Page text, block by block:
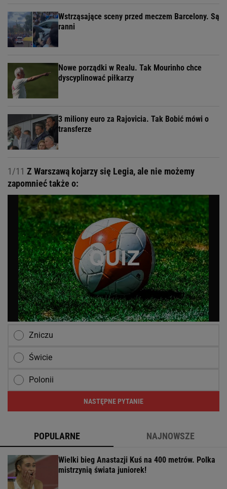
Wstrząsające sceny przed meczem Barcelony. Są
ranni
Nowe porządki w Realu. Tak Mourinho chce
dyscyplinować piłkarzy
3 miliony euro za Rajovicia. Tak Bobić mówi o
transferze
1/11 Z Warszawą kojarzy się Legia, ale nie możemy
zapomnieć także o:
Zniczu
Świcie
Polonii
NASTĘPNE PYTANIE
POPULARNE NAJNOWSZE
Wielki bieg Anastazji Kuś na 400 metrów. Polka
mistrzynią świata juniorek!